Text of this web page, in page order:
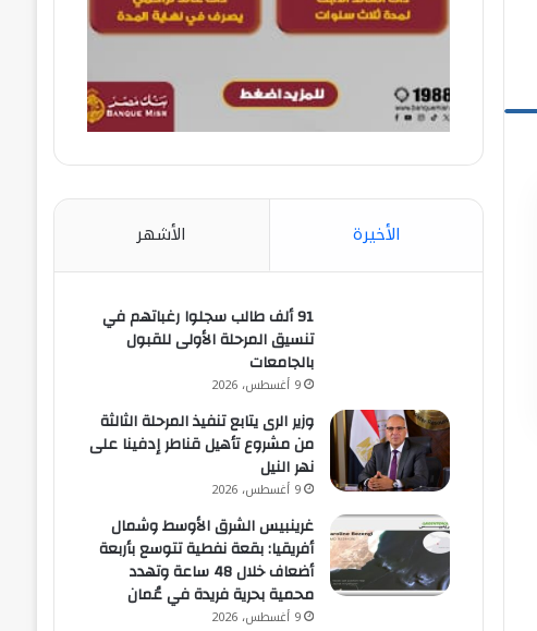
الأخيرة الأشهر
91 ألف طالب سجلوا رغباتهم في
تنسيق المرحلة الأولى للقبول
بالجامعات
9 أغسطس، 2026
وزير الرى يتابع تنفيذ المرحلة الثالثة
من مشروع تأهيل قناطر إدفينا على
نهر النيل
9 أغسطس، 2026
غرينبيس الشرق الأوسط وشمال
أفريقيا: بقعة نفطية تتوسع بأربعة
أضعاف خلال 48 ساعة وتهدد
محمية بحرية فريدة في عُمان
9 أغسطس، 2026